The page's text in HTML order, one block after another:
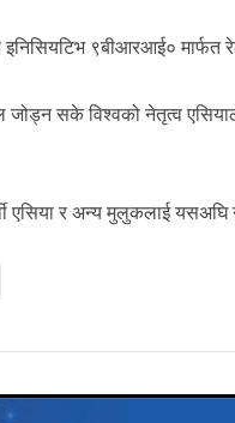
९बीआरआई०
सके विश्वको नेतृत्व एसियाले
एसिया र अन्य मुलुकलाई